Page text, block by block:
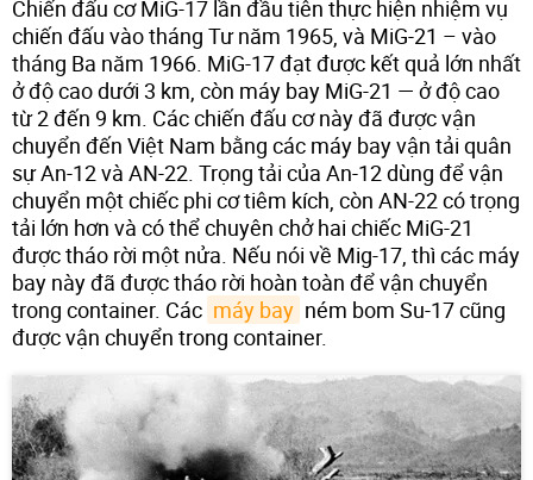
Chiến đấu cơ MiG-17 lần đầu tiên thực hiện nhiệm vụ
chiến đấu vào tháng Tư năm 1965, và MiG-21 – vào
tháng Ba năm 1966. MiG-17 đạt được kết quả lớn nhất
ở độ cao dưới 3 km, còn máy bay MiG-21 — ở độ cao
từ 2 đến 9 km. Các chiến đấu cơ này đã được vận
chuyển đến Việt Nam bằng các máy bay vận tải quân
sự An-12 và AN-22. Trọng tải của An-12 dùng để vận
chuyển một chiếc phi cơ tiêm kích, còn AN-22 có trọng
tải lớn hơn và có thể chuyên chở hai chiếc MiG-21
được tháo rời một nửa. Nếu nói về Mig-17, thì các máy
bay này đã được tháo rời hoàn toàn để vận chuyển
trong container. Các máy bay ném bom Su-17 cũng
được vận chuyển trong container.